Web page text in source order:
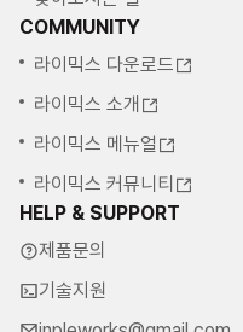
COMMUNITY
라이믹스 다운로드
라이믹스 소개
라이믹스 메뉴얼
라이믹스 커뮤니티
HELP & SUPPORT
제품문의
기술지원